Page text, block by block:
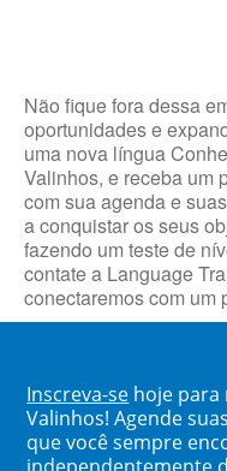
Não fique fora dessa
oportunidades e
uma nova língua
Valinhos, e receba um
com sua agenda e
a conquistar os seus
fazendo um teste de
contate a Language
conectaremos com um
Inscreva-se hoje para
Valinhos! Agende
que você sempre